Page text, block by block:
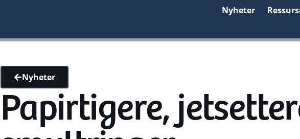
Nyheter
Nyheter
Papirtigere,